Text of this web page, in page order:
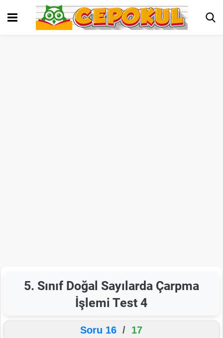
5. Sınıf Doğal Sayılarda Çarpma
İşlemi Test 4
Soru 16 / 17